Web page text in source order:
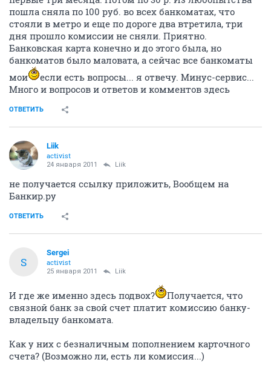
ОТВЕТИТЬ
Liik
activist
Стало любопытно, сходила оформила. Оформили за 10
взяли, СМС информирование бесплатно, только
первые три месяца. Потом по 30 р. Из любопытства
стояли в метро и еще по дороге два втретила, три
дня прошло комиссии не сняли. Приятно.
Банковская карта конечно и до этого была, но
банкоматов было маловата, а сейчас все банкоматы
мои
если есть вопросы... я отвечу. Минус-сервис...
Много и вопросов и ответов и комментов здесь
ОТВЕТИТЬ
Liik
не получается ссылку приложить, Вообщем на
Банкир.ру
ОТВЕТИТЬ